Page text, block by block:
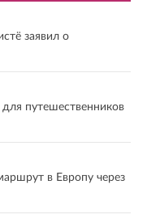
заявил о
путешественников
в Европу через